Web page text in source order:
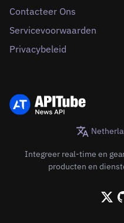
Contacteer Ons
Servicevoorwaarden
Privacybeleid
Integreer real-time en
producten en
X/